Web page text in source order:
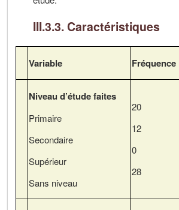
III.3.3. Caractéristiques
Variable Fréquence
Niveau d’étude faites
Primaire
Secondaire
Supérieur
Sans niveau
20
12
0
28